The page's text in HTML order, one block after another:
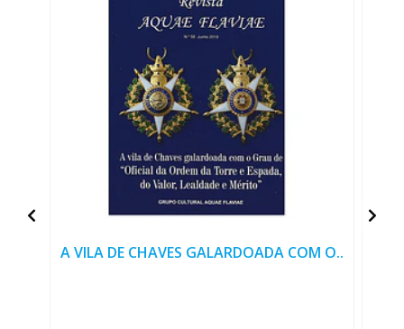
A VILA DE CHAVES GALARDOADA COM O..